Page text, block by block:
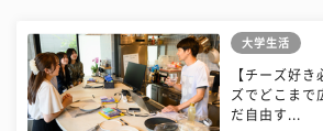
大学生活
【チーズ好
ズでどこまで
だ自由す...